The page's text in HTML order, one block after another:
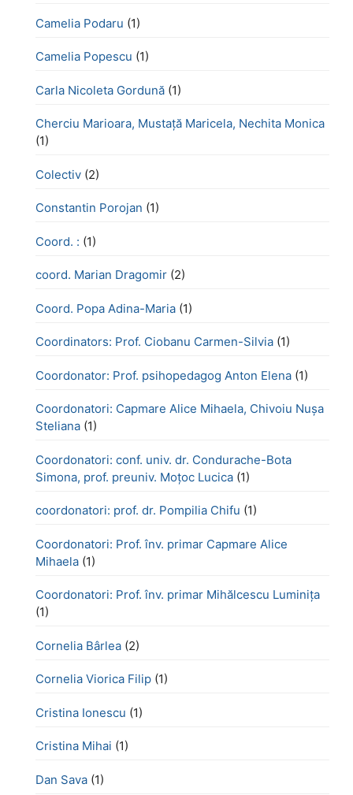
Camelia Podaru (1)
Camelia Popescu (1)
Carla Nicoleta Gordună (1)
Cherciu Marioara, Mustață Maricela, Nechita Monica
(1)
Colectiv (2)
Constantin Porojan (1)
Coord. : (1)
coord. Marian Dragomir (2)
Coord. Popa Adina-Maria (1)
Coordinators: Prof. Ciobanu Carmen-Silvia (1)
Coordonator: Prof. psihopedagog Anton Elena (1)
Coordonatori: Capmare Alice Mihaela, Chivoiu Nușa
Steliana (1)
Coordonatori: conf. univ. dr. Condurache-Bota
Simona, prof. preuniv. Moțoc Lucica (1)
coordonatori: prof. dr. Pompilia Chifu (1)
Coordonatori: Prof. înv. primar Capmare Alice
Mihaela (1)
Coordonatori: Prof. înv. primar Mihălcescu Luminița
(1)
Cornelia Bârlea (2)
Cornelia Viorica Filip (1)
Cristina Ionescu (1)
Cristina Mihai (1)
Dan Sava (1)